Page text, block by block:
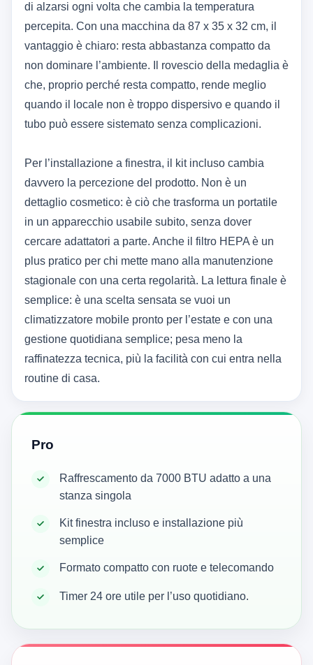
di alzarsi ogni volta che cambia la temperatura
percepita. Con una macchina da 87 x 35 x 32 cm, il
vantaggio è chiaro: resta abbastanza compatto da
non dominare l’ambiente. Il rovescio della medaglia è
che, proprio perché resta compatto, rende meglio
quando il locale non è troppo dispersivo e quando il
tubo può essere sistemato senza complicazioni.
Per l’installazione a finestra, il kit incluso cambia
davvero la percezione del prodotto. Non è un
dettaglio cosmetico: è ciò che trasforma un portatile
in un apparecchio usabile subito, senza dover
cercare adattatori a parte. Anche il filtro HEPA è un
plus pratico per chi mette mano alla manutenzione
stagionale con una certa regolarità. La lettura finale è
semplice: è una scelta sensata se vuoi un
climatizzatore mobile pronto per l’estate e con una
gestione quotidiana semplice; pesa meno la
raffinatezza tecnica, più la facilità con cui entra nella
routine di casa.
Pro
Raffrescamento da 7000 BTU adatto a una
stanza singola
Kit finestra incluso e installazione più
semplice
Formato compatto con ruote e telecomando
Timer 24 ore utile per l’uso quotidiano.